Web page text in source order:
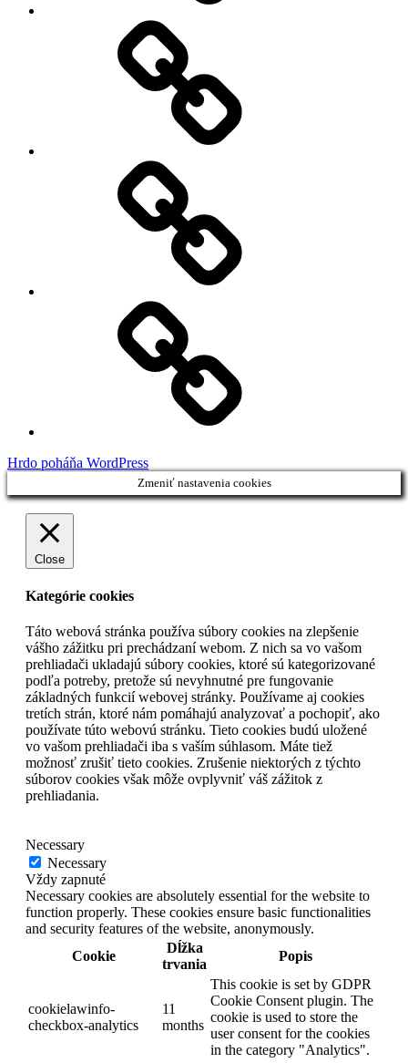
Hrdo poháňa WordPress
Zmeniť nastavenia cookies
Close
Kategórie cookies
Táto webová stránka používa súbory cookies na zlepšenie
vášho zážitku pri prechádzaní webom. Z nich sa vo vašom
prehliadači ukladajú súbory cookies, ktoré sú kategorizované
podľa potreby, pretože sú nevyhnutné pre fungovanie
základných funkcií webovej stránky. Používame aj cookies
tretích strán, ktoré nám pomáhajú analyzovať a pochopiť, ako
používate túto webovú stránku. Tieto cookies budú uložené
vo vašom prehliadači iba s vaším súhlasom. Máte tiež
možnosť zrušiť tieto cookies. Zrušenie niektorých z týchto
súborov cookies však môže ovplyvniť váš zážitok z
prehliadania.
Necessary
Necessary
Vždy zapnuté
Necessary cookies are absolutely essential for the website to
function properly. These cookies ensure basic functionalities
and security features of the website, anonymously.
Cookie
Dĺžka
trvania
Popis
cookielawinfo-
checkbox-analytics
11
months
This cookie is set by GDPR
Cookie Consent plugin. The
cookie is used to store the
user consent for the cookies
in the category "Analytics".